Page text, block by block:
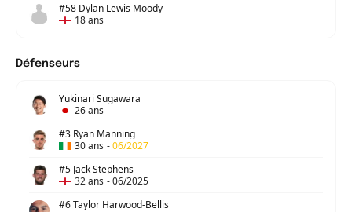
#58 Dylan Lewis Moody
18 ans
Défenseurs
Yukinari Sugawara
26 ans
#3 Ryan Manning
30 ans -06/2027
#5 Jack Stephens
32 ans -06/2025
#6 Taylor Harwood-Bellis